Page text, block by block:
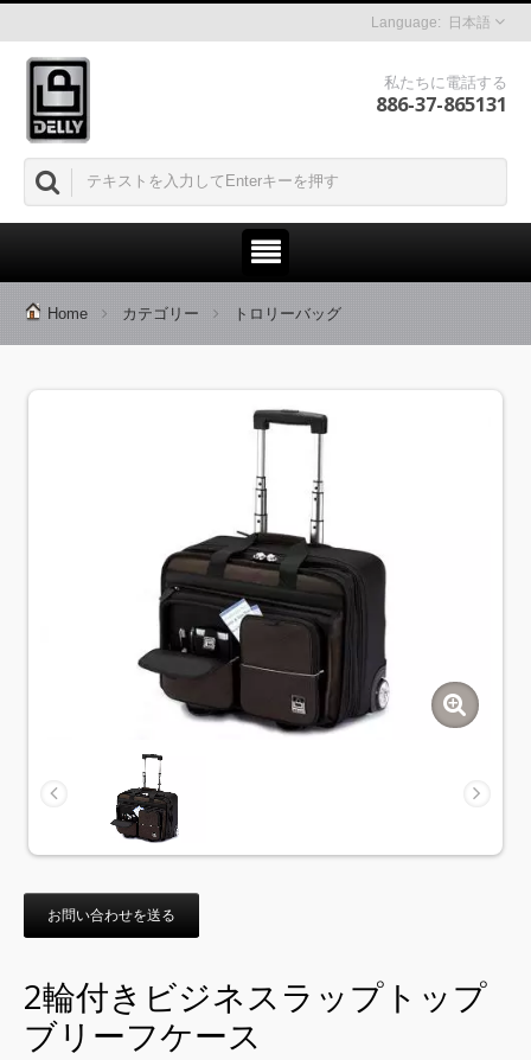
日本語
私たちに電話する
886-37-865131
Home カテゴリー トロリーバッグ
お問い合わせを送る
2輪付きビジネスラップトップ
ブリーフケース